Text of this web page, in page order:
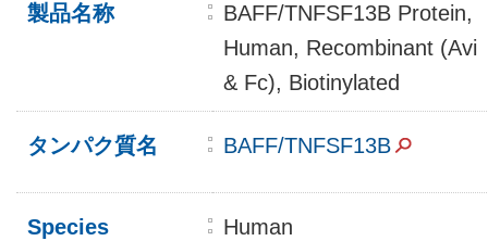
製品名称
BAFF/TNFSF13B Protein,
Human, Recombinant (Avi
& Fc), Biotinylated
タンパク質名 BAFF/TNFSF13B
Species Human